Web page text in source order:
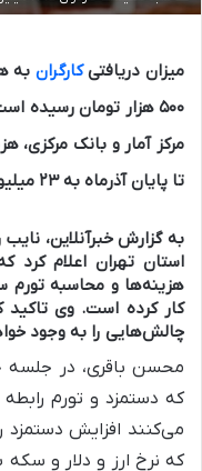
میزان دریافتیکارگران
۵۰۰ هزار تومان رسیده
مرکز آمار و بانک مرکزی،
تا پایان آذرماه به ۲۳ میلیون و ۵۰۰ هزار تومان افزایش یافته است.
به گزارش خبرآنلاین،
استان تهران اعلام
هزینه‌ها و محاسبه تورم
کار کرده است. وی تاکید
چالش‌هایی را به وجود
محسن باقری، در جلسه
که دستمزد و تورم رابطه
می‌کنند افزایش دستمزد
که نرخ ارز و دلار و